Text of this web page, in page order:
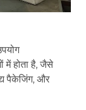
में होता है, जैसे
पैकेजिंग, और